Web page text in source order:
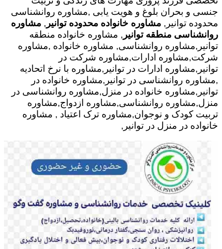
جنسی و بحران بلوغ و هویت یابی ,مشاوره روانشناسی
محدوده توانیر, مشاوره خانواده محدوده توانیر , مشاوره
روانشناسی منطقه توانیر , مشاوره خانواده منطقه
توانیر,مشاوره روانشناسی, مشاوره خانواده ,مشاوره
شرکت,مشاوره ادارات,مشاوره شرکت در
توانیر,مشاوره ادارات در توانیر,مشاوره با نرخ اتحادیه
,مشاوره روانشناسی در توانیر,مشاوره خانواده در
توانیر,مشاوره خانواده در منزل,مشاوره روانشناسی در
منزل,مشاوره روانشناسی,مشاوره ازدواج,مشاوره
تربیت کودک و نوجوان,مشاوره ترک اعتیاد , مشاوره
خانواده در منزل در توانیر,